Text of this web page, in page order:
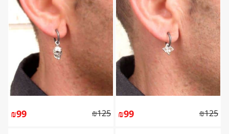
₪125
₪99
₪125
₪99